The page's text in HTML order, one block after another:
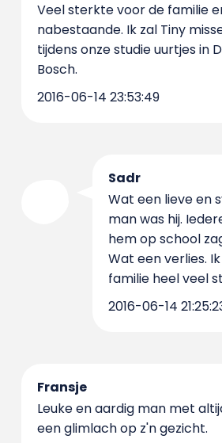
Veel sterkte voor de familie
nabestaande. Ik zal Tiny
tijdens onze studie uurtjes in
Bosch.
2016-06-14 23:53:49
Sadr
Wat een lieve en
man was hij.
hem op school
Wat een verlies.
familie heel veel
2016-06-14
Fransje
Leuke en aardig man met
een glimlach op z'n gezicht.